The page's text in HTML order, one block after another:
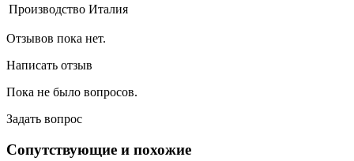
Производство Италия
Отзывов пока нет.
Написать отзыв
Пока не было вопросов.
Задать вопрос
Сопутствующие и похожие